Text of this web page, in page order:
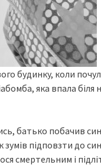
будинку, коли
яка впала
батько побачив
зумів підповзти до
смертельним і